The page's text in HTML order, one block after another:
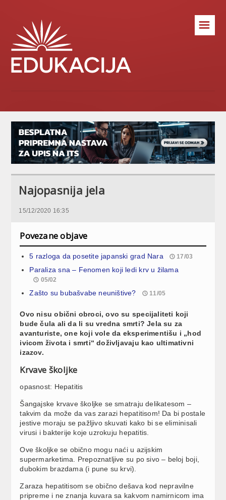
☰
Najopasnija jela
15/12/2020 16:35
Povezane objave
5 razloga da posetite japanski grad Nara 17/03
Paraliza sna – Fenomen koji ledi krv u žilama
05/02
Zašto su bubašvabe neuništive? 11/05
Ovo nisu obični obroci, ovo su specijaliteti koji
bude čula ali da li su vredna smrti? Jela su za
avanturiste, one koji vole da eksperimentišu i „hod
ivicom života i smrti“ doživljavaju kao ultimativni
izazov.
Krvave školjke
opasnost: Hepatitis
Šangajske krvave školjke se smatraju delikatesom –
takvim da može da vas zarazi hepatitisom! Da bi postale
jestive moraju se pažljivo skuvati kako bi se eliminisali
virusi i bakterije koje uzrokuju hepatitis.
Ove školjke se obično mogu naći u azijskim
supermarketima. Prepoznatljive su po sivo – beloj boji,
dubokim brazdama (i pune su krvi).
Zaraza hepatitisom se obično dešava kod nepravilne
pripreme i ne znanja kuvara sa kakvom namirnicom ima